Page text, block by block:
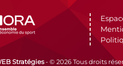
Stratégies- © 2026 Tous droits